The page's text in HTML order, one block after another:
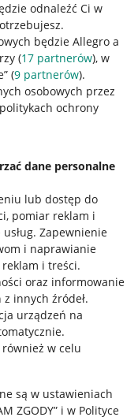
odnaleźć Ci w
będzie Allegro a
(17 partnerów), w
(9 partnerów).
osobowych przez
ochrony
dane personalne
lub dostęp do
pomiar reklam i
. Zapewnienie
i naprawianie
i treści.
oraz informowanie
z innych źródeł.
urządzeń na
.
w celu
są w ustawieniach
ZGODY” i w Polityce